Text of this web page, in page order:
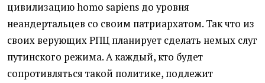
цивилизацию homo sapiens до уровня
неандертальцев со своим патриархатом. Так что из
своих верующих РПЦ планирует сделать немых слуг
путинского режима. А каждый, кто будет
сопротивляться такой политике, подлежит